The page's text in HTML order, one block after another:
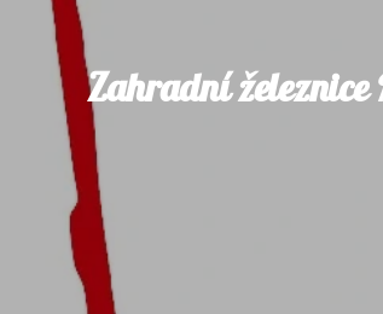
Zahradní